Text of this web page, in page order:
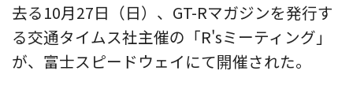
去る10月27日（日）、GT-Rマガジンを発行す
る交通タイムス社主催の「R'sミーティング」
が、富士スピードウェイにて開催された。